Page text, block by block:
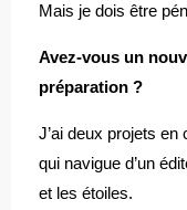
Mais je dois être
Avez-vous un
préparation ?
J’ai deux projets en
qui navigue d’un
et les étoiles.